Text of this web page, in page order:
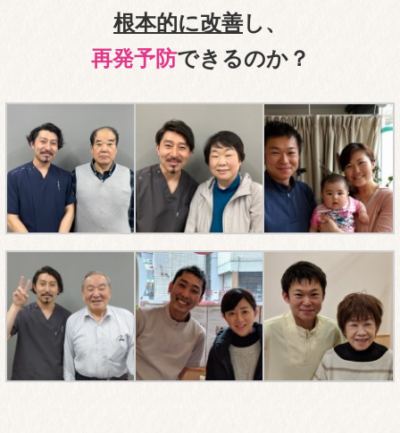
根本的に改善し、
再発予防できるのか？